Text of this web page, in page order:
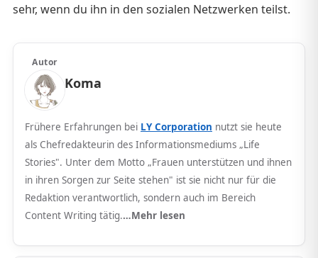
sehr, wenn du ihn in den sozialen Netzwerken teilst.
Autor
Koma
Frühere Erfahrungen bei LY Corporation nutzt sie heute
als Chefredakteurin des Informationsmediums „Life
Stories". Unter dem Motto „Frauen unterstützen und ihnen
in ihren Sorgen zur Seite stehen" ist sie nicht nur für die
Redaktion verantwortlich, sondern auch im Bereich
Content Writing tätig.…Mehr lesen